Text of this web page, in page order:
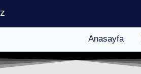
Anasayfa